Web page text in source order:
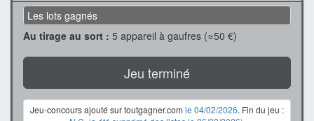
Les lots gagnés
Au tirage au sort : 5 appareil à gaufres (≈50 €)
Jeu terminé
Jeu-concours ajouté sur toutgagner.com le 04/02/2026. Fin du jeu :